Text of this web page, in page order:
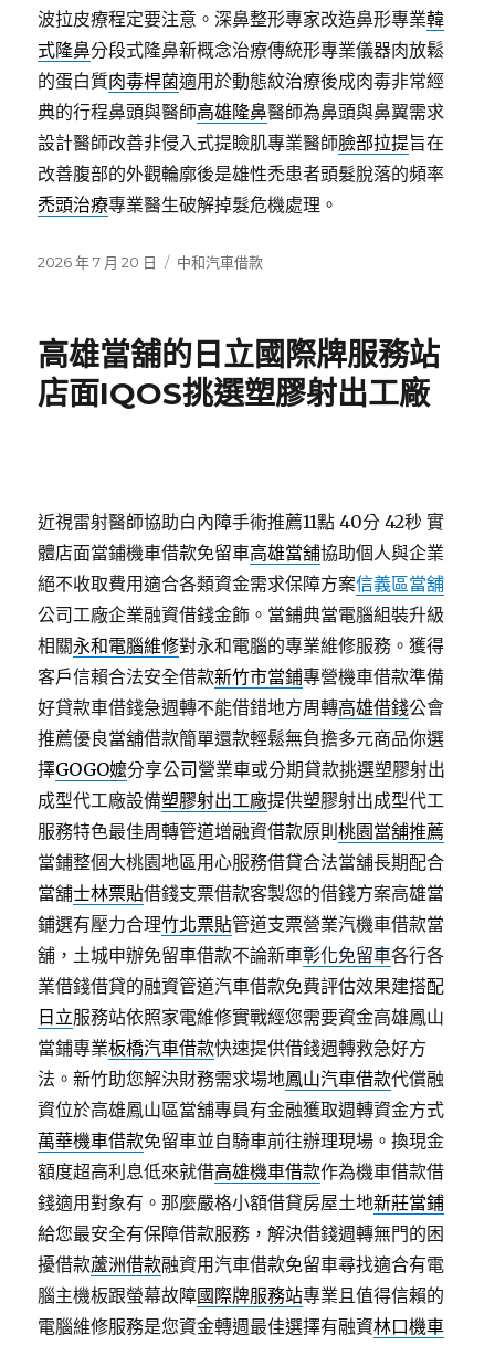
波拉皮療程定要注意。深鼻整形專家改造鼻形專業韓
式隆鼻分段式隆鼻新概念治療傳統形專業儀器肉放鬆
的蛋白質肉毒桿菌適用於動態紋治療後成肉毒非常經
典的行程鼻頭與醫師高雄隆鼻醫師為鼻頭與鼻翼需求
設計醫師改善非侵入式提瞼肌專業醫師臉部拉提旨在
改善腹部的外觀輪廓後是雄性禿患者頭髮脫落的頻率
禿頭治療專業醫生破解掉髮危機處理。
發
2026 年 7 月 20 日
分
中和汽車借款
高雄當舖的日立國際牌服務站
店面IQOS挑選塑膠射出工廠
近視雷射醫師協助白內障手術推薦11點 40分 42秒 實
體店面當鋪機車借款免留車高雄當舖協助個人與企業
絕不收取費用適合各類資金需求保障方案信義區當舖
公司工廠企業融資借錢金飾。當鋪典當電腦組裝升級
相關永和電腦維修對永和電腦的專業維修服務。獲得
客戶信賴合法安全借款新竹市當鋪專營機車借款準備
好貸款車借錢急週轉不能借錯地方周轉高雄借錢公會
推薦優良當舖借款簡單還款輕鬆無負擔多元商品你選
擇GOGO嬤分享公司營業車或分期貸款挑選塑膠射出
成型代工廠設備塑膠射出工廠提供塑膠射出成型代工
服務特色最佳周轉管道增融資借款原則桃園當舖推薦
當鋪整個大桃園地區用心服務借貸合法當舖長期配合
當舖士林票貼借錢支票借款客製您的借錢方案高雄當
鋪選有壓力合理竹北票貼管道支票營業汽機車借款當
舖，土城申辦免留車借款不論新車彰化免留車各行各
業借錢借貸的融資管道汽車借款免費評估效果建搭配
日立服務站依照家電維修實戰經您需要資金高雄鳳山
當鋪專業板橋汽車借款快速提供借錢週轉救急好方
法。新竹助您解決財務需求場地鳳山汽車借款代償融
資位於高雄鳳山區當舖專員有金融獲取週轉資金方式
萬華機車借款免留車並自騎車前往辦理現場。換現金
額度超高利息低來就借高雄機車借款作為機車借款借
錢適用對象有。那麼嚴格小額借貸房屋土地新莊當鋪
給您最安全有保障借款服務，解決借錢週轉無門的困
擾借款蘆洲借款融資用汽車借款免留車尋找適合有電
腦主機板跟螢幕故障國際牌服務站專業且值得信賴的
電腦維修服務是您資金轉週最佳選擇有融資林口機車